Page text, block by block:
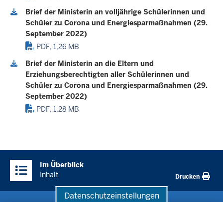
Datenschutzeinstellungen
Brief der Ministerin an volljährige Schülerinnen und
Schüler zu Corona und Energiesparmaßnahmen (29.
September 2022)
PDF, 1,26 MB
Brief der Ministerin an die Eltern und
Erziehungsberechtigten aller Schülerinnen und
Schüler zu Corona und Energiesparmaßnahmen (29.
September 2022)
PDF, 1,28 MB
Inhalte
Im Überblick
Inhalt
Drucken